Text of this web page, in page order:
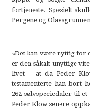
fortjeneste. Spesielt
Bergene og
«Det kan være nyttig for
er den såkalt unyttige
livet – at da Peder
testamenterte han bort
262 sølvspeciedaler til
Peder Klow senere